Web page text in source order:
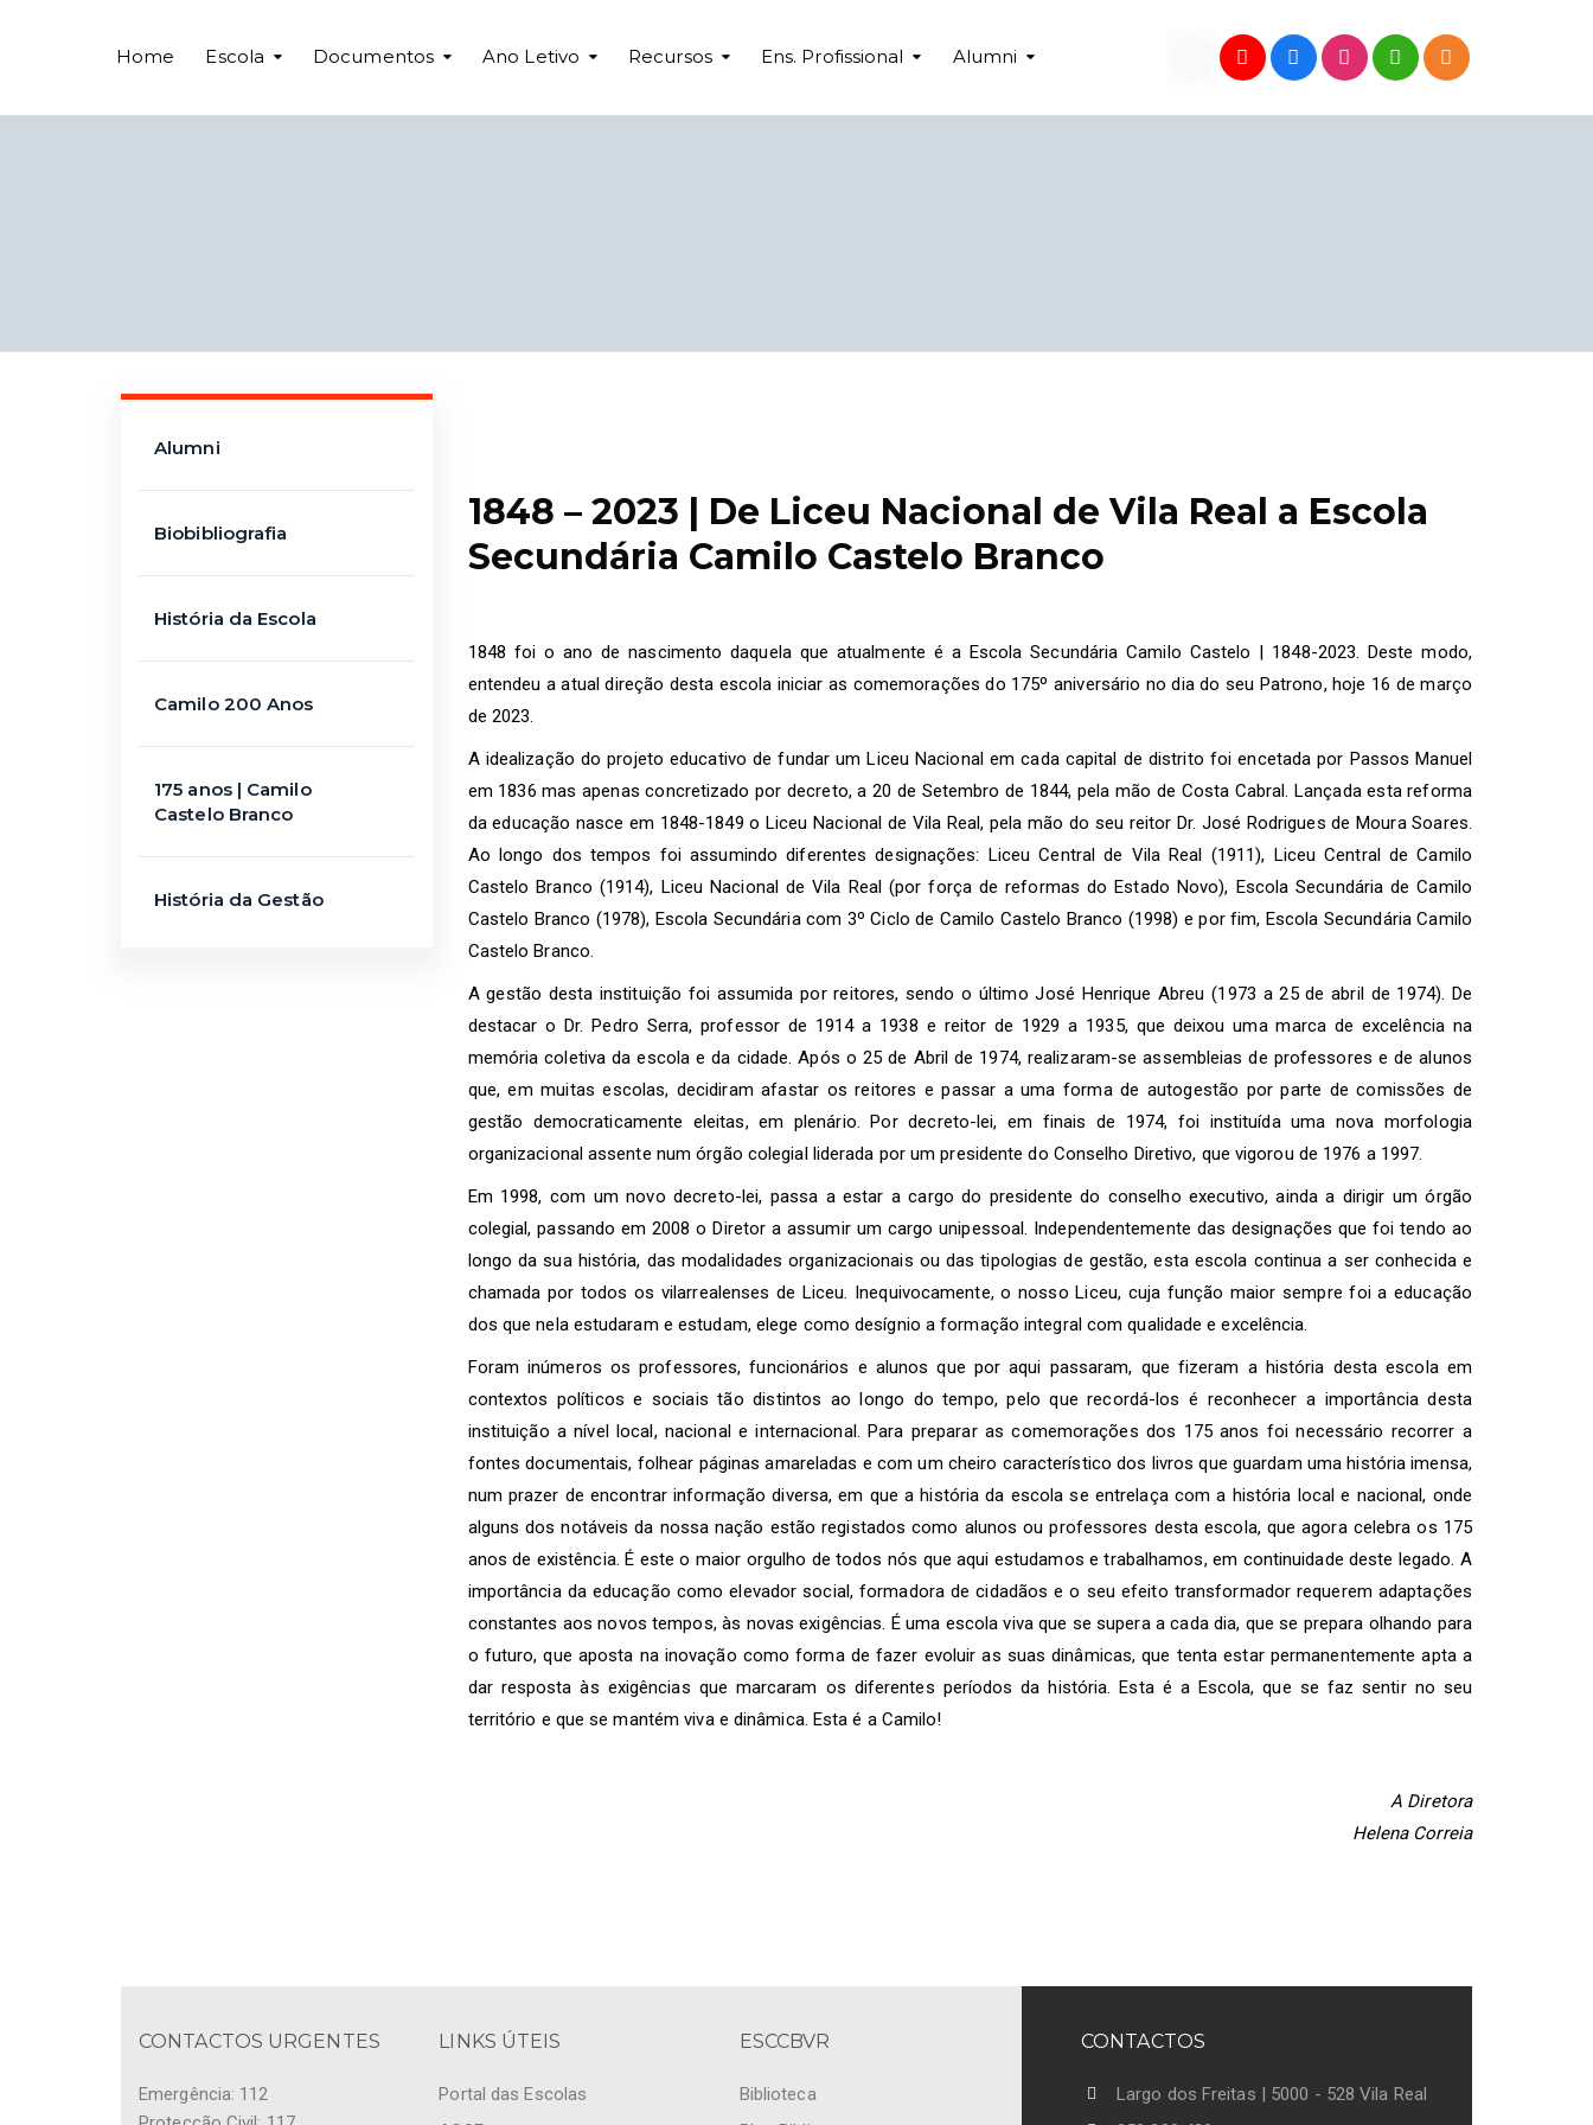
Home Escola Documentos Ano Letivo Recursos Ens. Profissional Alumni
Alumni
Biobibliografia
História da Escola
Camilo 200 Anos
175 anos | Camilo
Castelo Branco
História da Gestão
1848 – 2023 | De Liceu Nacional de Vila Real a Escola
Secundária Camilo Castelo Branco
1848 foi o ano de nascimento daquela que atualmente é a Escola Secundária Camilo Castelo | 1848-2023. Deste modo,
entendeu a atual direção desta escola iniciar as comemorações do 175º aniversário no dia do seu Patrono, hoje 16 de março
de 2023.
A idealização do projeto educativo de fundar um Liceu Nacional em cada capital de distrito foi encetada por Passos Manuel
em 1836 mas apenas concretizado por decreto, a 20 de Setembro de 1844, pela mão de Costa Cabral. Lançada esta reforma
da educação nasce em 1848-1849 o Liceu Nacional de Vila Real, pela mão do seu reitor Dr. José Rodrigues de Moura Soares.
Ao longo dos tempos foi assumindo diferentes designações: Liceu Central de Vila Real (1911), Liceu Central de Camilo
Castelo Branco (1914), Liceu Nacional de Vila Real (por força de reformas do Estado Novo), Escola Secundária de Camilo
Castelo Branco (1978), Escola Secundária com 3º Ciclo de Camilo Castelo Branco (1998) e por fim, Escola Secundária Camilo
Castelo Branco.
A gestão desta instituição foi assumida por reitores, sendo o último José Henrique Abreu (1973 a 25 de abril de 1974). De
destacar o Dr. Pedro Serra, professor de 1914 a 1938 e reitor de 1929 a 1935, que deixou uma marca de excelência na
memória coletiva da escola e da cidade. Após o 25 de Abril de 1974, realizaram-se assembleias de professores e de alunos
que, em muitas escolas, decidiram afastar os reitores e passar a uma forma de autogestão por parte de comissões de
gestão democraticamente eleitas, em plenário. Por decreto-lei, em finais de 1974, foi instituída uma nova morfologia
organizacional assente num órgão colegial liderada por um presidente do Conselho Diretivo, que vigorou de 1976 a 1997.
Em 1998, com um novo decreto-lei, passa a estar a cargo do presidente do conselho executivo, ainda a dirigir um órgão
colegial, passando em 2008 o Diretor a assumir um cargo unipessoal. Independentemente das designações que foi tendo ao
longo da sua história, das modalidades organizacionais ou das tipologias de gestão, esta escola continua a ser conhecida e
chamada por todos os vilarrealenses de Liceu. Inequivocamente, o nosso Liceu, cuja função maior sempre foi a educação
dos que nela estudaram e estudam, elege como desígnio a formação integral com qualidade e excelência.
Foram inúmeros os professores, funcionários e alunos que por aqui passaram, que fizeram a história desta escola em
contextos políticos e sociais tão distintos ao longo do tempo, pelo que recordá-los é reconhecer a importância desta
instituição a nível local, nacional e internacional. Para preparar as comemorações dos 175 anos foi necessário recorrer a
fontes documentais, folhear páginas amareladas e com um cheiro característico dos livros que guardam uma história imensa,
num prazer de encontrar informação diversa, em que a história da escola se entrelaça com a história local e nacional, onde
alguns dos notáveis da nossa nação estão registados como alunos ou professores desta escola, que agora celebra os 175
anos de existência. É este o maior orgulho de todos nós que aqui estudamos e trabalhamos, em continuidade deste legado. A
importância da educação como elevador social, formadora de cidadãos e o seu efeito transformador requerem adaptações
constantes aos novos tempos, às novas exigências. É uma escola viva que se supera a cada dia, que se prepara olhando para
o futuro, que aposta na inovação como forma de fazer evoluir as suas dinâmicas, que tenta estar permanentemente apta a
dar resposta às exigências que marcaram os diferentes períodos da história. Esta é a Escola, que se faz sentir no seu
território e que se mantém viva e dinâmica. Esta é a Camilo!
A Diretora
Helena Correia
CONTACTOS URGENTES
Emergência: 112
LINKS ÚTEIS
Portal das Escolas
ESCCBVR
Biblioteca
CONTACTOS
Largo dos Freitas | 5000 - 528 Vila Real